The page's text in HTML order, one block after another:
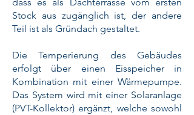
Stock aus zugänglich ist, der andere
Teil ist als Gründach gestaltet.
Die Temperierung des Gebäudes
erfolgt über einen Eisspeicher in
Kombination mit einer Wärmepumpe.
Das System wird mit einer Solaranlage
(PVT-Kollektor) ergänzt, welche sowohl